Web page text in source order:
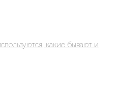
какие бывают и